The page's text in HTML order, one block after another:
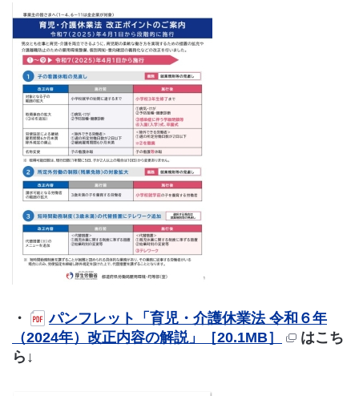
・
パンフレット「育児・介護休業法 令和６年
（2024年）改正内容の解説」［20.1MB］
はこち
ら↓